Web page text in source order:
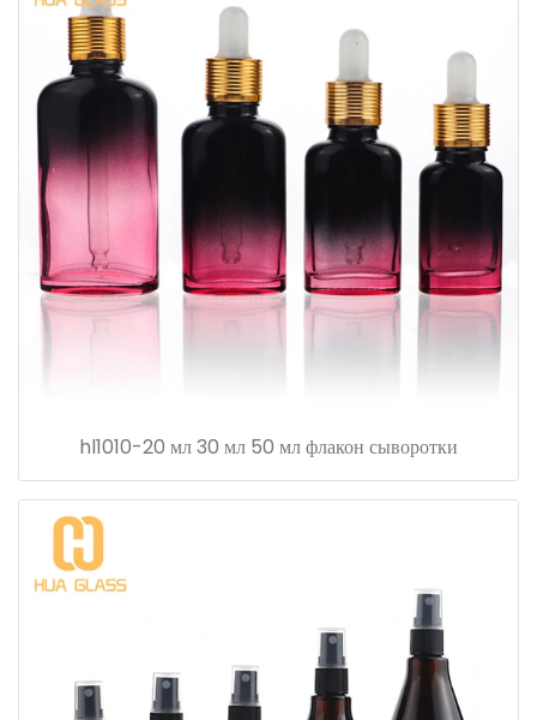
hl1010-20 мл 30 мл 50 мл флакон сыворотки